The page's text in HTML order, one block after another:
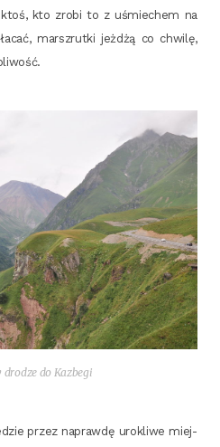
kto zro­bi to z uśmie­chem na
mar­szrut­ki jeż­dżą co chwi­lę,
do Kazbegi
przez napraw­dę uro­kli­we miej­